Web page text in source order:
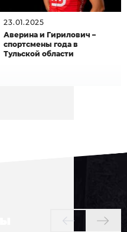
23.01.2025
Аверина и Гирилович –
спортсмены года в
Тульской области